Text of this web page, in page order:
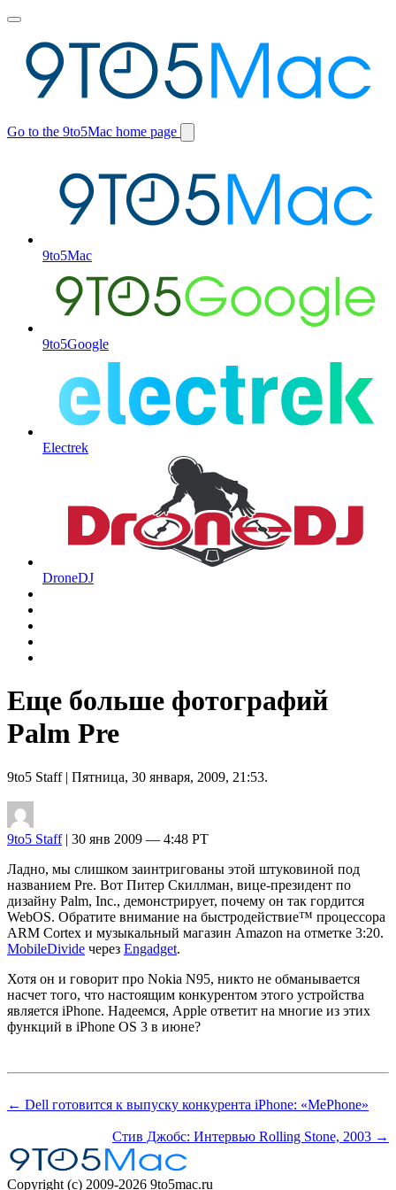
Toggle
menu
Go to the 9to5Mac home page
Switch
9to5Mac
9to5Google
Electrek
DroneDJ
Еще больше фотографий
Palm Pre
9to5 Staff| Пятница, 30 января, 2009, 21:53.
9to5 Staff| 30 янв 2009 — 4:48 PT
Ладно, мы слишком заинтригованы этой штуковиной под
названием Pre. Вот Питер Скиллман, вице-президент по
дизайну Palm, Inc., демонстрирует, почему он так гордится
WebOS. Обратите внимание на быстродействие™ процессора
ARM Cortex и музыкальный магазин Amazon на отметке 3:20.
MobileDivide через Engadget.
Хотя он и говорит про Nokia N95, никто не обманывается
насчет того, что настоящим конкурентом этого устройства
является iPhone. Надеемся, Apple ответит на многие из этих
функций в iPhone OS 3 в июне?
← Dell готовится к выпуску конкурента iPhone: «MePhone»
Стив Джобс: Интервью Rolling Stone, 2003 →
Copyright (c) 2009-2026 9to5mac.ru